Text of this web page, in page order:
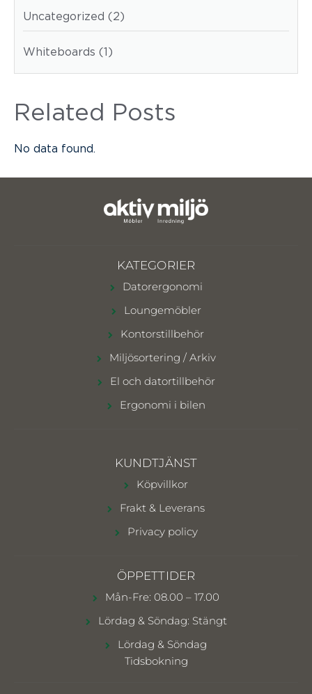
Uncategorized (2)
Whiteboards (1)
Related Posts
No data found.
KATEGORIER
Datorergonomi
Loungemöbler
Kontorstillbehör
Miljösortering / Arkiv
El och datortillbehör
Ergonomi i bilen
KUNDTJÄNST
Köpvillkor
Frakt & Leverans
Privacy policy
ÖPPETTIDER
Mån-Fre: 08.00 – 17.00
Lördag & Söndag: Stängt
Lördag & Söndag
Tidsbokning